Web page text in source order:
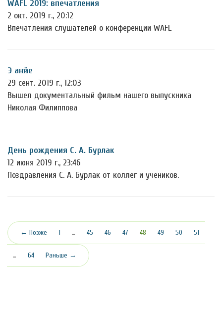
WAFL 2019: впечатления
2 окт. 2019 г., 20:12
Впечатления слушателей о конференции WAFL
Э анӥе
29 сент. 2019 г., 12:03
Вышел документальный фильм нашего выпускника
Николая Филиппова
День рождения С. А. Бурлак
12 июня 2019 г., 23:46
Поздравления С. А. Бурлак от коллег и учеников.
← Позже 1 … 45 46 47 48 (текущая)
49 50 51
… 64 Раньше →